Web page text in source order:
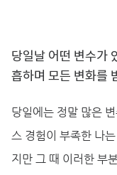
당일날 어떤 변수가
흡하며 모든 변화를
당일에는 정말 많은
스 경험이 부족한 나
지만 그 때 이러한 부